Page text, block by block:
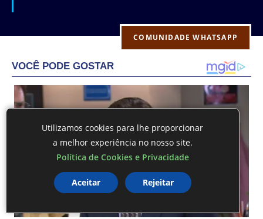
COMUNIDADE WHATSAPP
Utilizamos cookies para lhe proporcionar
a melhor experiência no nosso site.
Política de Cookies e Privacidade
Aceitar Rejeitar